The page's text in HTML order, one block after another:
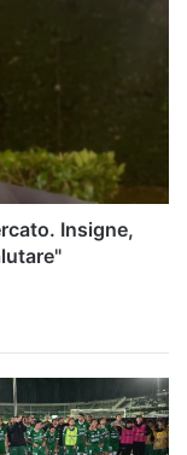
Insigne,